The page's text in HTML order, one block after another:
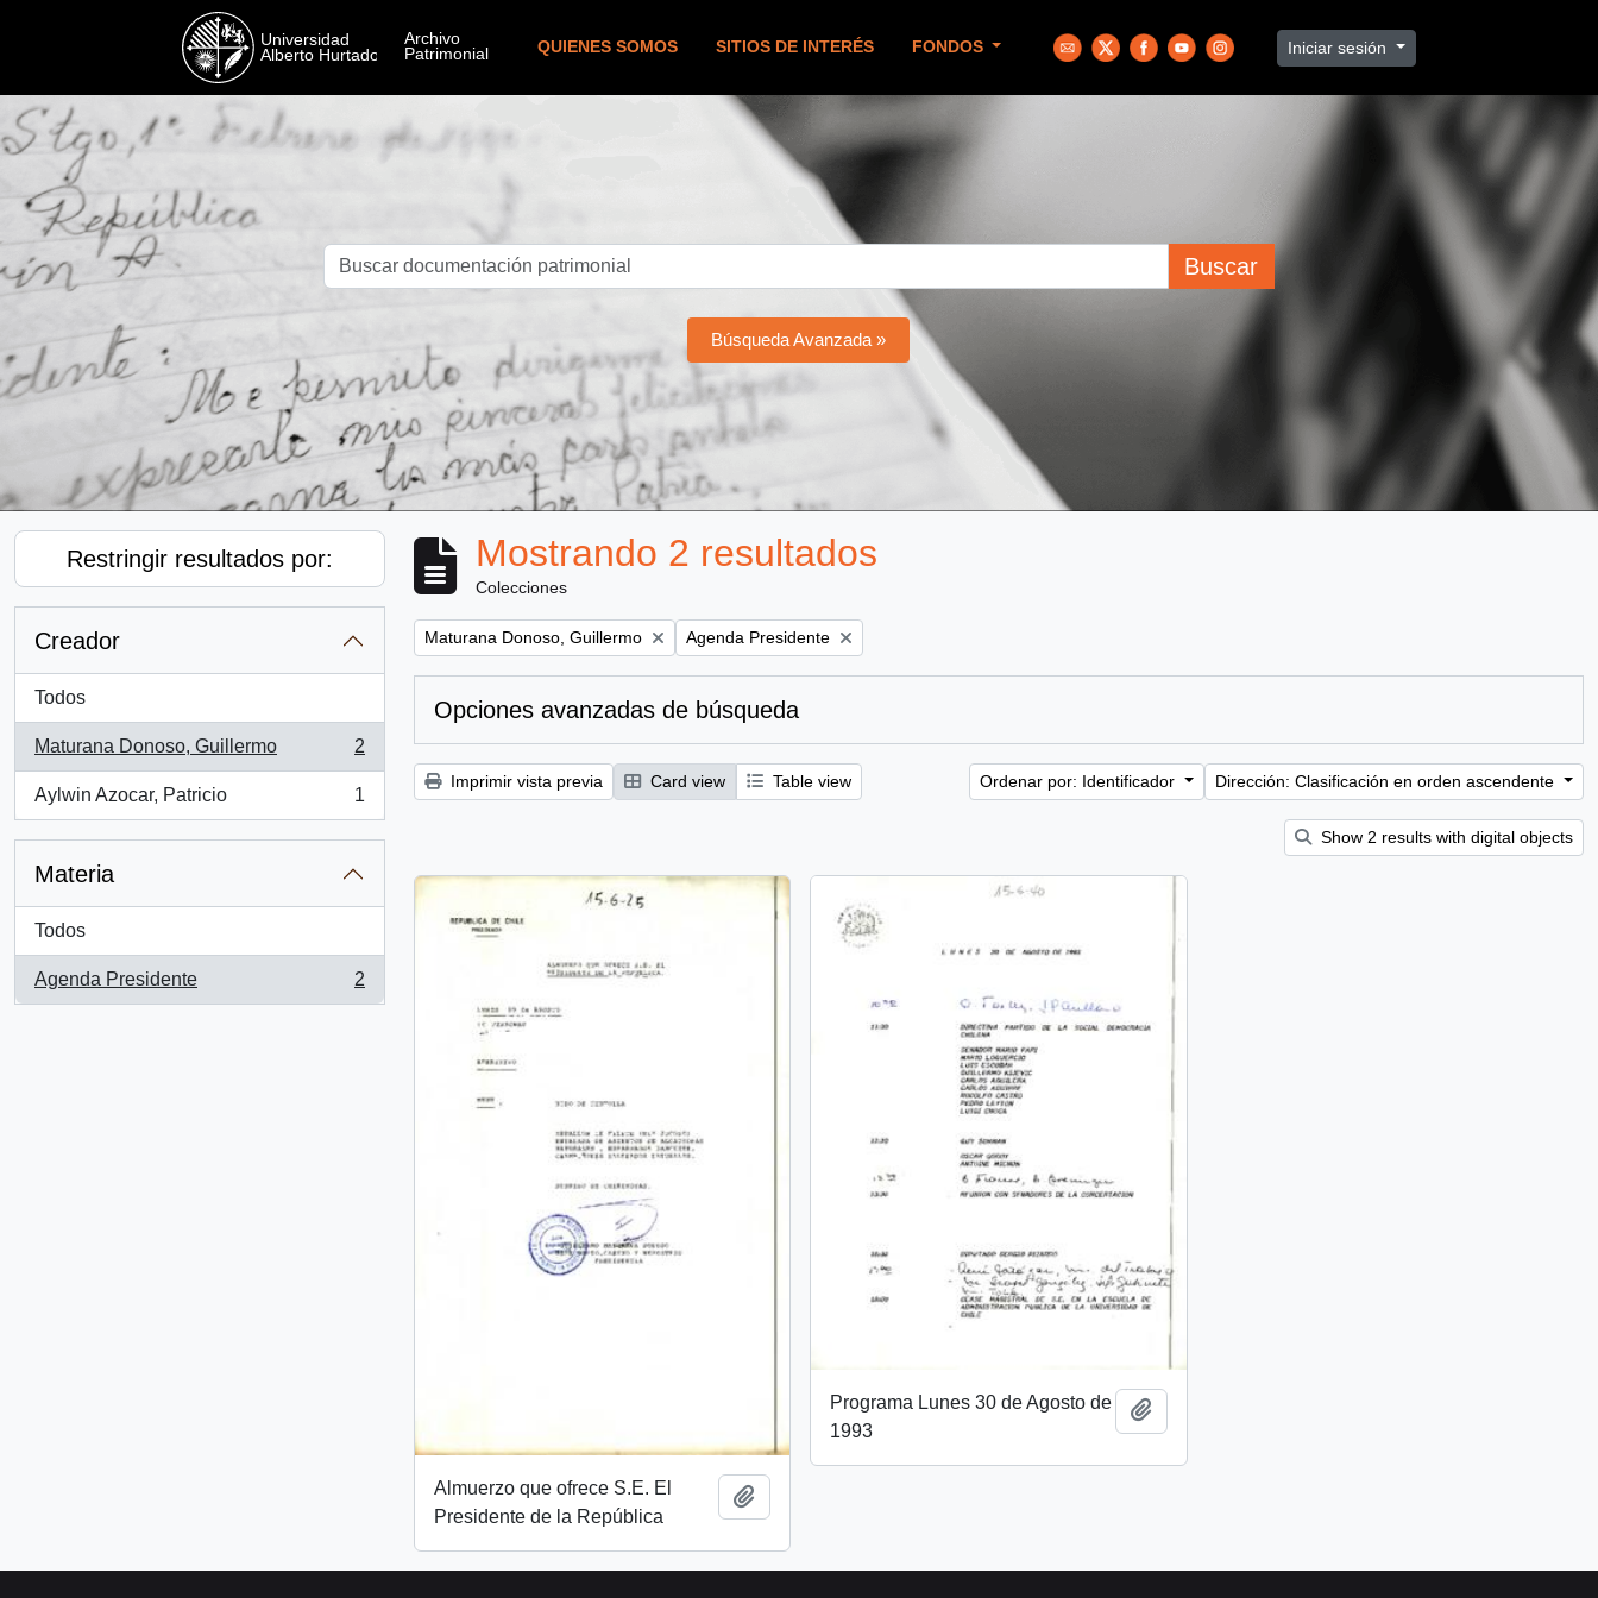
QUIENES SOMOS SITIOS DE INTERÉS FONDOS Iniciar sesión
Buscar
Búsqueda Avanzada »
Restringir resultados por:
Creador
Todos
Maturana Donoso, Guillermo
, 2 resultados
2
Aylwin Azocar, Patricio
, 1 resultados
1
Materia
Todos
Agenda Presidente
, 2 resultados
2
Mostrando 2 resultados
Colecciones
Remove filter:
Maturana Donoso, Guillermo Remove filter:
Agenda Presidente
Opciones avanzadas de búsqueda
Imprimir vista previa Card view Table view Ordenar por: Identificador Dirección: Clasificación en orden ascendente
Show 2 results with digital objects
Almuerzo que ofrece S.E. El
Presidente de la República
Programa Lunes 30 de Agosto de
1993
Añadir al portapapeles